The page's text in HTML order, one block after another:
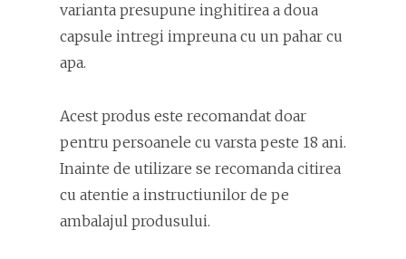
varianta presupune inghitirea a doua
capsule intregi impreuna cu un pahar cu
apa.
Acest produs este recomandat doar
pentru persoanele cu varsta peste 18 ani.
Inainte de utilizare se recomanda citirea
cu atentie a instructiunilor de pe
ambalajul produsului.